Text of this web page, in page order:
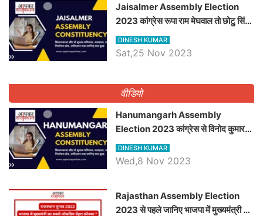
​​​​​​​Jaisalmer Assembly Election
2023 कांग्रेस रूपा राम मेघवाल तो छोटु सिंह
भाटी होंगे भाजपा उम्मीदवार, जानिये जैसलमेर
विधानसभा सीट के ताजा समीकरण
DINESH KUMAR
Sat,25 Nov 2023
वीडियो
Hanumangarh Assembly
Election 2023 कांग्रेस से विनोद कुमार
चौधरी तो अमित चौधरी होंगे भाजपा उम्मीदवार,
जानिये हनुमानगढ़ विधानसभा सीट के ताजा
DINESH KUMAR
Wed,8 Nov 2023
Rajasthan Assembly Election
2023 से पहले जानिए भाजपा में मुख्यमंत्री का